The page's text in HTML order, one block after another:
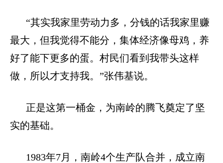
“其实我家里劳动力多，分钱的话我家里赚
最大，但我觉得不能分，集体经济像母鸡，养
好了能下更多的蛋。村民们看到我带头这样
做，所以才支持我。”张伟基说。
正是这第一桶金，为南岭的腾飞奠定了坚
实的基础。
1983年7月，南岭4个生产队合并，成立南